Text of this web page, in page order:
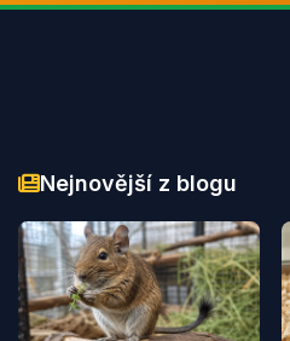
Nejnovější z blogu